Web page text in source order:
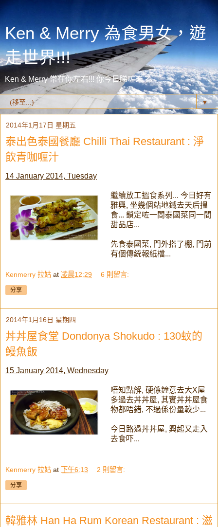
Ken & Merry 為食男女，遊
走世界!!!
Ken & Merry 常在你左右!!! 你今日睇咗未？
▼
2014年1月17日 星期五
泰出色泰國餐廳 Chilli Thai Restaurant : 淨
飲青咖喱汁
14 January 2014, Tuesday
繼續放工搵食系列... 今日好有
雅興, 坐幾個站地鐵去天后搵
食... 鎖定咗一間泰國菜同一間
甜品店...
先食泰國菜, 門外搭了棚, 門前
有個傳統報紙檔...
Kenmerry 拉姑 at 凌晨12:29 6 則留言:
分享
2014年1月16日 星期四
丼丼屋食堂 Dondonya Shokudo : 130蚊的
鰻魚飯
15 January 2014, Wednesday
唔知點解, 硬係鐘意去大X屋
多過去丼丼屋, 其實丼丼屋食
物都唔錯, 不過係份量較少...
今日路過丼丼屋, 興起又走入
去食吓...
Kenmerry 拉姑 at 下午6:13 2 則留言:
分享
韓雅林 Han Ha Rum Korean Restaurant : 滋